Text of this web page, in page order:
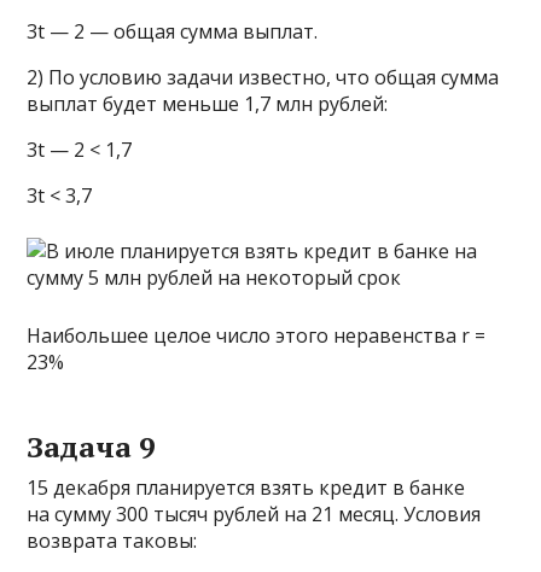
3t — 2 — общая сумма выплат.
2) По условию задачи известно, что общая сумма
выплат будет меньше 1,7 млн рублей:
3t — 2 < 1,7
3t < 3,7
Наибольшее целое число этого неравенства r =
23%
Задача 9
15 декабря планируется взять кредит в банке
на сумму 300 тысяч рублей на 21 месяц. Условия
возврата таковы: